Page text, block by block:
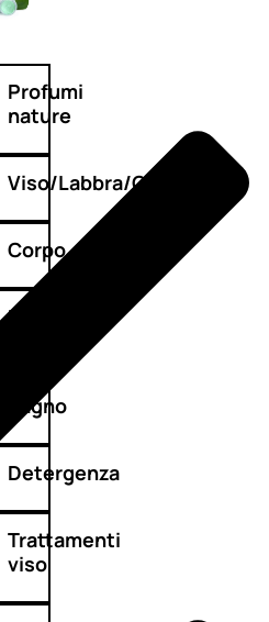
Profumi
nature
Viso/Labbra/Occhi
Corpo
Mani
Bagno
Detergenza
Trattamenti
viso